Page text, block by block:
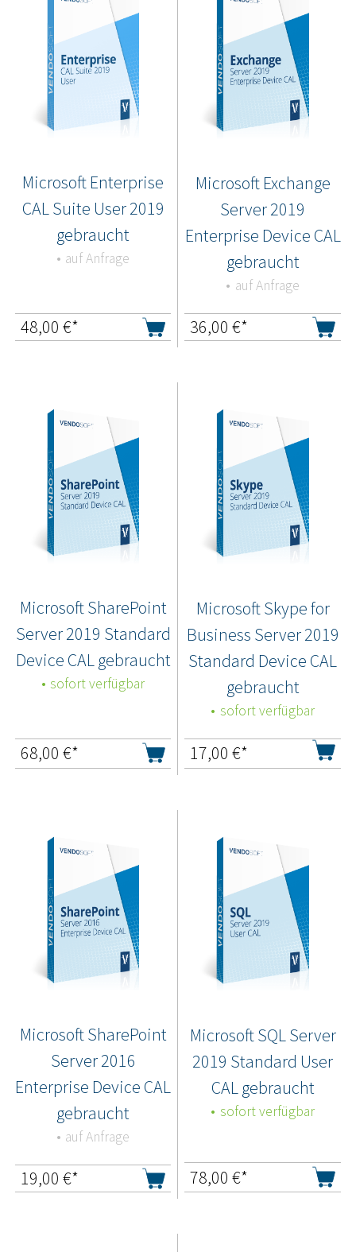
Microsoft Enterprise
CAL Suite User 2019
gebraucht
auf Anfrage
48,00 €*
Microsoft Exchange
Server 2019
Enterprise Device CAL
gebraucht
auf Anfrage
36,00 €*
Microsoft SharePoint
Server 2019 Standard
Device CAL gebraucht
sofort verfügbar
68,00 €*
Microsoft Skype for
Business Server 2019
Standard Device CAL
gebraucht
sofort verfügbar
17,00 €*
Microsoft SharePoint
Server 2016
Enterprise Device CAL
gebraucht
auf Anfrage
19,00 €*
Microsoft SQL Server
2019 Standard User
CAL gebraucht
sofort verfügbar
78,00 €*